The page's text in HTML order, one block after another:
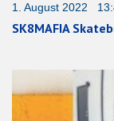
1. August 2022
SK8MAFIA